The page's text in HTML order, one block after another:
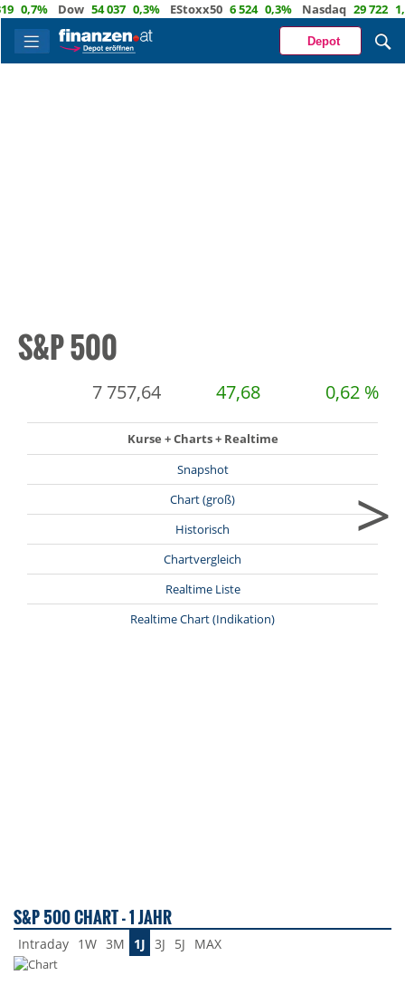
Dow 54 037 0,3% EStoxx50 6 524 0,3% Nasdaq 29 722 1,2% Öl
Depot
S&P 500
7 757,64 47,68 0,62 %
Kurse + Charts + Realtime
Snapshot
Chart (groß)
Historisch
Chartvergleich
Realtime Liste
Realtime Chart (Indikation)
>
S&P 500 CHART - 1 JAHR
Intraday 1W 3M 1J 3J 5J MAX